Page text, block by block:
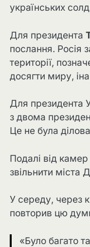
українських
Для президента
послання. Росія
території,
досягти миру,
Для президента
з двома
Це не була
Подалі від
звільнити міста
У середу, через
повторив цю
«Було багато